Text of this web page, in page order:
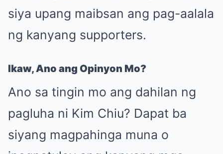
siya upang maibsan ang pag-aalala
ng kanyang supporters.
Ikaw, Ano ang Opinyon Mo?
Ano sa tingin mo ang dahilan ng
pagluha ni Kim Chiu? Dapat ba
siyang magpahinga muna o